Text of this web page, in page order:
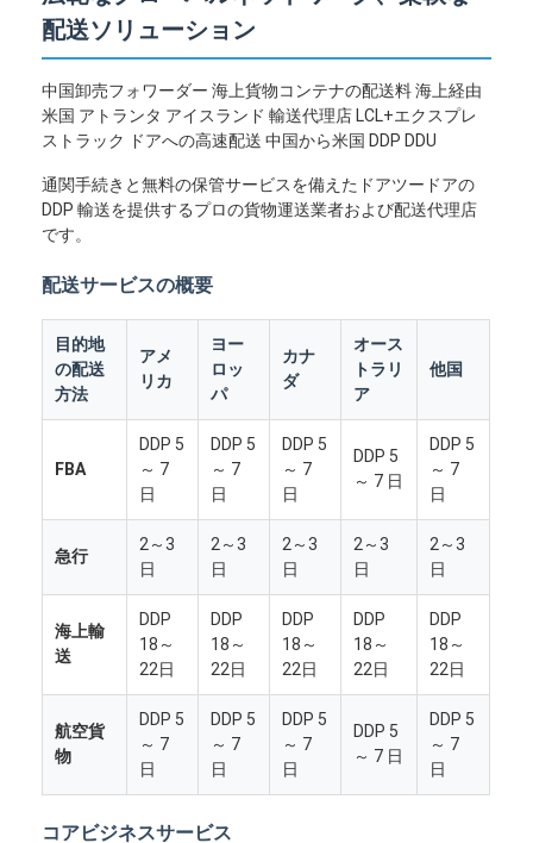
配送ソリューション
中国卸売フォワーダー 海上貨物コンテナの配送料 海上経由
米国 アトランタ アイスランド 輸送代理店 LCL+エクスプレ
ストラック ドアへの高速配送 中国から米国 DDP DDU
通関手続きと無料の保管サービスを備えたドアツードアの
DDP 輸送を提供するプロの貨物運送業者および配送代理店
です。
配送サービスの概要
目的地
の配送
方法
アメ
リカ
ヨー
ロッ
パ
カナ
ダ
オース
トラリ
ア
他国
FBA
DDP 5
～ 7
日
DDP 5
～ 7
日
DDP 5
～ 7
日
DDP 5
～ 7 日
DDP 5
～ 7
日
急行
2～3
日
2～3
日
2～3
日
2～3
日
2～3
日
海上輸
送
DDP
18～
22日
DDP
18～
22日
DDP
18～
22日
DDP
18～
22日
DDP
18～
22日
航空貨
物
DDP 5
～ 7
日
DDP 5
～ 7
日
DDP 5
～ 7
日
DDP 5
～ 7 日
DDP 5
～ 7
日
コアビジネスサービス